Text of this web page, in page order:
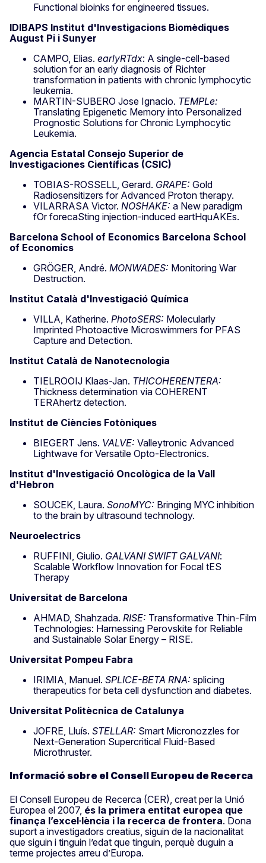
Functional bioinks for engineered tissues.
IDIBAPS Institut d'Investigacions Biomèdiques
August Pi i Sunyer
CAMPO, Elias. earlyRTdx: A single-cell-based
solution for an early diagnosis of Richter
transformation in patients with chronic lymphocytic
leukemia.
MARTIN-SUBERO Jose Ignacio. TEMPLe:
Translating Epigenetic Memory into Personalized
Prognostic Solutions for Chronic Lymphocytic
Leukemia.
Agencia Estatal Consejo Superior de
Investigaciones Científicas (CSIC)
TOBIAS-ROSSELL, Gerard. GRAPE: Gold
Radiosensitizers for Advanced Proton therapy.
VILARRASA Victor. NOSHAKE: a New paradigm
fOr forecaSting injection-induced eartHquAKEs.
Barcelona School of Economics Barcelona School
of Economics
GRÖGER, André. MONWADES: Monitoring War
Destruction.
Institut Català d'Investigació Química
VILLA, Katherine. PhotoSERS: Molecularly
Imprinted Photoactive Microswimmers for PFAS
Capture and Detection.
Institut Català de Nanotecnologia
TIELROOIJ Klaas-Jan. THICOHERENTERA:
Thickness determination via COHERENT
TERAhertz detection.
Institut de Ciències Fotòniques
BIEGERT Jens. VALVE: Valleytronic Advanced
Lightwave for Versatile Opto-Electronics.
Institut d'Investigació Oncològica de la Vall
d'Hebron
SOUCEK, Laura. SonoMYC: Bringing MYC inhibition
to the brain by ultrasound technology.
Neuroelectrics
RUFFINI, Giulio. GALVANI SWIFT GALVANI:
Scalable Workflow Innovation for Focal tES
Therapy
Universitat de Barcelona
AHMAD, Shahzada. RISE: Transformative Thin-Film
Technologies: Harnessing Perovskite for Reliable
and Sustainable Solar Energy – RISE.
Universitat Pompeu Fabra
IRIMIA, Manuel. SPLICE-BETA RNA: splicing
therapeutics for beta cell dysfunction and diabetes.
Universitat Politècnica de Catalunya
JOFRE, Lluís. STELLAR: Smart Micronozzles for
Next-Generation Supercritical Fluid-Based
Microthruster.
Informació sobre el Consell Europeu de Recerca
El Consell Europeu de Recerca (CER), creat per la Unió
Europea el 2007, és la primera entitat europea que
finança l’excel·lència i la recerca de frontera. Dona
suport a investigadors creatius, siguin de la nacionalitat
que siguin i tinguin l’edat que tinguin, perquè duguin a
terme projectes arreu d’Europa.